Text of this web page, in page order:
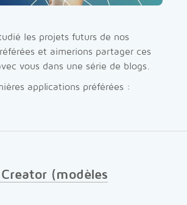
les projets futurs de nos
et aimerions partager ces
vous dans une série de blogs.
applications préférées :
(modèles